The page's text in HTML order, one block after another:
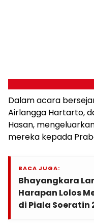
Dalam acara
Airlangga Hartarto,
Hasan,
mereka kepada
BACA JUGA:
Bhayangkara
Harapan Lolos
di Piala Soeratin